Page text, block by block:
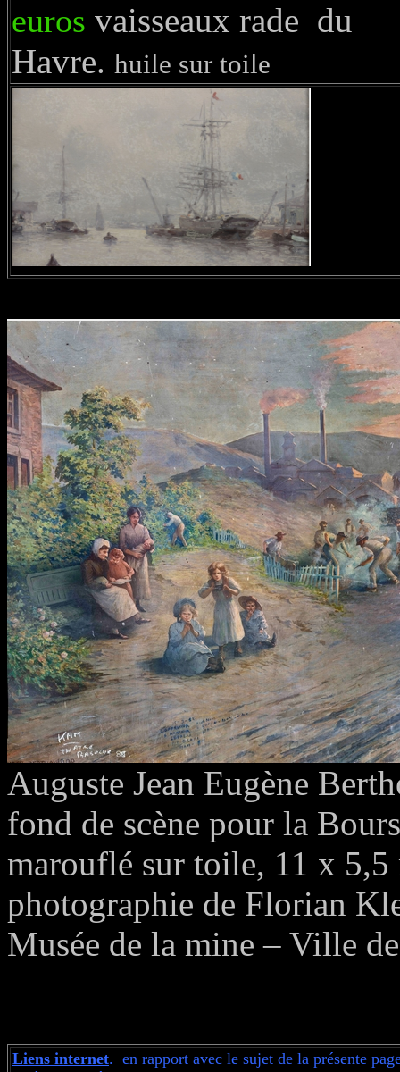
euros vaisseaux rade du
Havre. huile sur toile
Auguste Jean Eugène
fond de scène pour la
marouflé sur toile, 11 x 5,5
photographie de Florian
Musée de la mine – Ville
Liens internet. en rapport avec le sujet de la présente